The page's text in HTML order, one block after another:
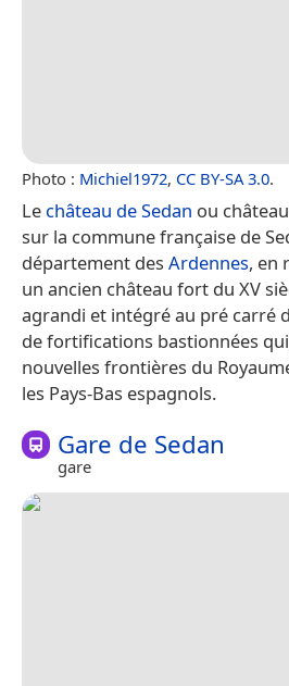
Photo : Michiel1972, CC BY-SA 3.0.
Le château de Sedan ou
sur la commune française de
département des Ardennes, en
un ancien château fort du XV
agrandi et intégré au pré carré
de fortifications bastionnées
nouvelles frontières du
les Pays-Bas espagnols.
Gare de Sedan
gare